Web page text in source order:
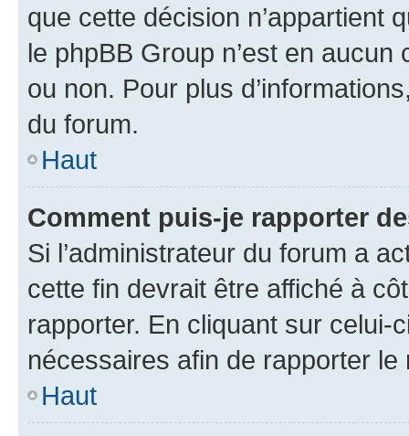
que cette décision n’appartient
le phpBB Group n’est en
ou non. Pour plus
du forum.
Haut
Comment puis-je rapporter
Si l’administrateur du forum a
cette fin devrait être affiché à
rapporter. En cliquant sur
nécessaires afin de rapporter le
Haut